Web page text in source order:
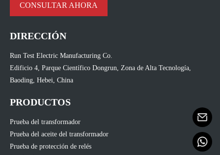
CONSULTAR AHORA
DIRECCIÓN
Run Test Electric Manufacturing Co.
Edificio 4, Parque Científico Dongrun, Zona de Alta Tecnología,
Baoding, Hebei, China
PRODUCTOS
Prueba del transformador
Prueba del aceite del transformador
Prueba de protección de relés